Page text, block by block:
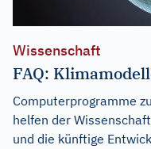
Wissenschaft
FAQ:
Computerprogramme
helfen der
und die künftige